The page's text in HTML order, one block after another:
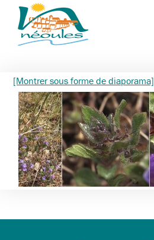
[Montrer sous forme de diaporama]